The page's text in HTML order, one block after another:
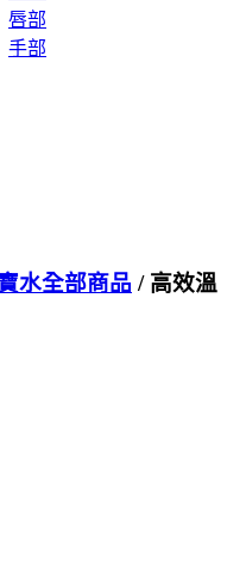
唇部
手部
水全部商品 / 高效溫